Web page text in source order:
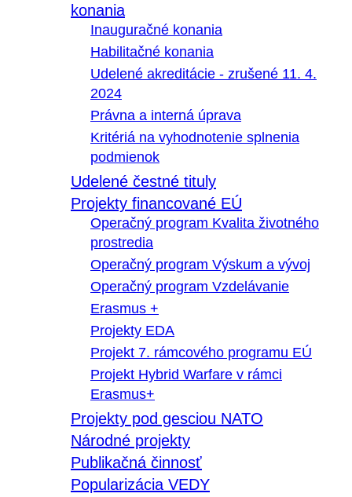
konania
Inauguračné konania
Habilitačné konania
Udelené akreditácie - zrušené 11. 4.
2024
Právna a interná úprava
Kritériá na vyhodnotenie splnenia
podmienok
Udelené čestné tituly
Projekty financované EÚ
Operačný program Kvalita životného
prostredia
Operačný program Výskum a vývoj
Operačný program Vzdelávanie
Erasmus +
Projekty EDA
Projekt 7. rámcového programu EÚ
Projekt Hybrid Warfare v rámci
Erasmus+
Projekty pod gesciou NATO
Národné projekty
Publikačná činnosť
Popularizácia VEDY